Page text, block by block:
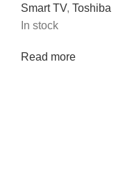
Smart TV, Toshiba
In stock
Read more